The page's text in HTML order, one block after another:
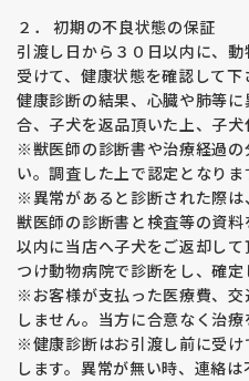
査機関で検査を受けています
が、非常に良好な結果が出て
する子犬が激減しています。お
ネルの子よりも良いスコアが出
このことから、少なくとも両親
が増す。また、気を付けて育
なると言えます。
環境により悪くなる例として
の運動、登山・マラソン・自
動、肥満、運動不足などが考え
また、日本の現状は良い状態
からわかりました。
子犬を購入の際は両親や近親
とをお勧めします。
股関節形成不全とはゴールデ
関節の病気です。重度の場合、
２． 初期の不良状態の保証
引渡し日から３０日以内に、
受けて、健康状態を確認して下
健康診断の結果、心臓や肺等
合、子犬を返品頂いた上、子犬
※獣医師の診断書や治療経過
い。調査した上で認定となりま
※異常があると診断された際は
獣医師の診断書と検査等の資
以内に当店へ子犬をご返却し
つけ動物病院で診断をし、確定
※お客様が支払った医療費、
しません。当方に合意なく治療
※健康診断はお引渡し前に受
します。異常が無い時、連絡は